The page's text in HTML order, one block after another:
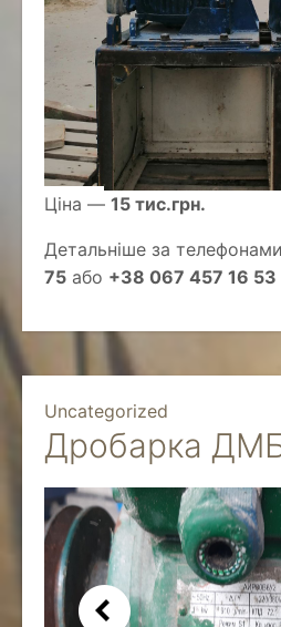
Ціна — 15 тис.грн.
Детальніше за
75 або +38 067 457 16 53
Uncategorized
Дробарка